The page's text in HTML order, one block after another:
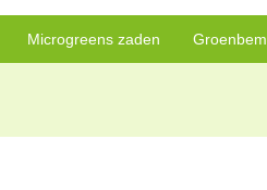
Microgreens zaden